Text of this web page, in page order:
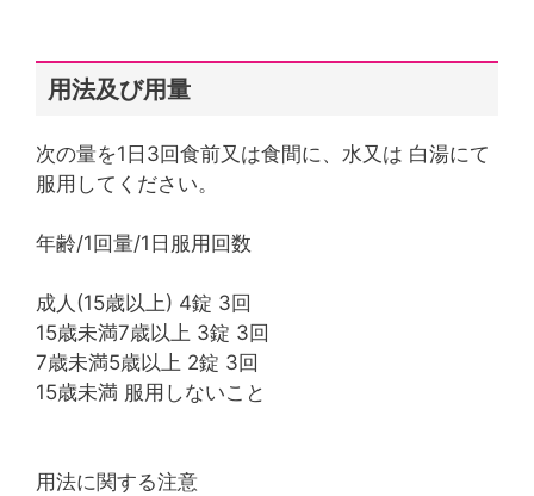
用法及び用量
次の量を1日3回食前又は食間に、水又は 白湯にて
服用してください。
年齢/1回量/1日服用回数
成人(15歳以上) 4錠 3回
15歳未満7歳以上 3錠 3回
7歳未満5歳以上 2錠 3回
15歳未満 服用しないこと
用法に関する注意